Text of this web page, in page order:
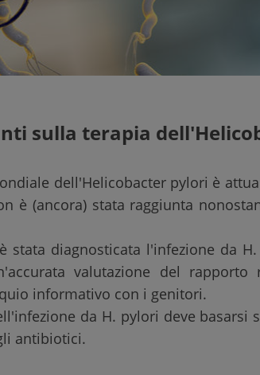
sulla terapia
dell'Helicobacter pylori è
è (ancora) stata raggiunta
stata diagnosticata l'infezione da
valutazione del rapporto
informativo con i genitori.
da H. pylori deve basarsi
antibiotici.